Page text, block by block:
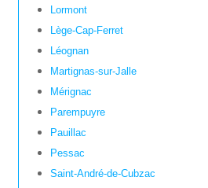
Lormont
Lège-Cap-Ferret
Léognan
Martignas-sur-Jalle
Mérignac
Parempuyre
Pauillac
Pessac
Saint-André-de-Cubzac